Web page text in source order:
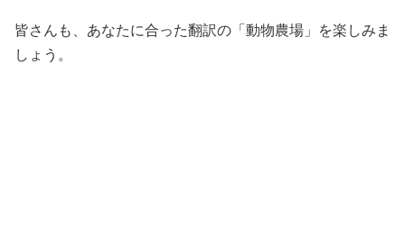
皆さんも、あなたに合った翻訳の「動物農場」を楽しみま
しょう。